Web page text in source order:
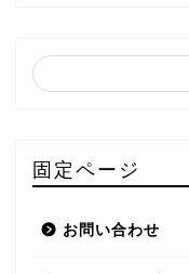
固定ページ
お問い合わせ